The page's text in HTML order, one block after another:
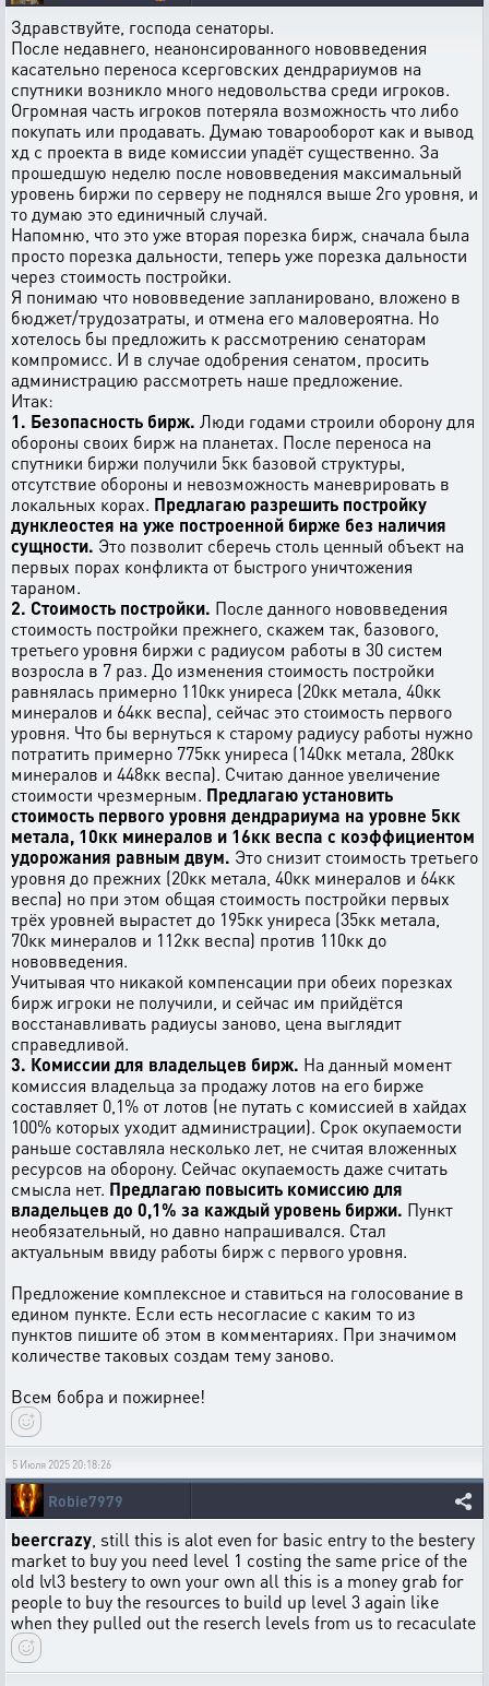
Здравствуйте, господа сенаторы.
После недавнего, неанонсированного нововведения
касательно переноса ксерговских дендрариумов на
спутники возникло много недовольства среди игроков.
Огромная часть игроков потеряла возможность что либо
покупать или продавать. Думаю товарооборот как и вывод
хд с проекта в виде комиссии упадёт существенно. За
прошедшую неделю после нововведения максимальный
уровень биржи по серверу не поднялся выше 2го уровня, и
то думаю это единичный случай.
Напомню, что это уже вторая порезка бирж, сначала была
просто порезка дальности, теперь уже порезка дальности
через стоимость постройки.
Я понимаю что нововведение запланировано, вложено в
бюджет/трудозатраты, и отмена его маловероятна. Но
хотелось бы предложить к рассмотрению сенаторам
компромисс. И в случае одобрения сенатом, просить
администрацию рассмотреть наше предложение.
Итак:
1. Безопасность бирж. Люди годами строили оборону для
обороны своих бирж на планетах. После переноса на
спутники биржи получили 5кк базовой структуры,
отсутствие обороны и невозможность маневрировать в
локальных корах. Предлагаю разрешить постройку
дунклеостея на уже построенной бирже без наличия
сущности. Это позволит сберечь столь ценный объект на
первых порах конфликта от быстрого уничтожения
тараном.
2. Стоимость постройки. После данного нововведения
стоимость постройки прежнего, скажем так, базового,
третьего уровня биржи с радиусом работы в 30 систем
возросла в 7 раз. До изменения стоимость постройки
равнялась примерно 110кк униреса (20кк метала, 40кк
минералов и 64кк веспа), сейчас это стоимость первого
уровня. Что бы вернуться к старому радиусу работы нужно
потратить примерно 775кк униреса (140кк метала, 280кк
минералов и 448кк веспа). Считаю данное увеличение
стоимости чрезмерным. Предлагаю установить
стоимость первого уровня дендрариума на уровне 5кк
метала, 10кк минералов и 16кк веспа с коэффициентом
удорожания равным двум. Это снизит стоимость третьего
уровня до прежних (20кк метала, 40кк минералов и 64кк
веспа) но при этом общая стоимость постройки первых
трёх уровней вырастет до 195кк униреса (35кк метала,
70кк минералов и 112кк веспа) против 110кк до
нововведения.
Учитывая что никакой компенсации при обеих порезках
бирж игроки не получили, и сейчас им прийдётся
восстанавливать радиусы заново, цена выглядит
справедливой.
3. Комиссии для владельцев бирж. На данный момент
комиссия владельца за продажу лотов на его бирже
составляет 0,1% от лотов (не путать с комиссией в хайдах
100% которых уходит администрации). Срок окупаемости
раньше составляла несколько лет, не считая вложенных
ресурсов на оборону. Сейчас окупаемость даже считать
смысла нет. Предлагаю повысить комиссию для
владельцев до 0,1% за каждый уровень биржи. Пункт
необязательный, но давно напрашивался. Стал
актуальным ввиду работы бирж с первого уровня.
Предложение комплексное и ставиться на голосование в
едином пункте. Если есть несогласие с каким то из
пунктов пишите об этом в комментариях. При значимом
количестве таковых создам тему заново.
Всем бобра и пожирнее!
5 Июля 2025 20:18:26
Robie7979
beercrazy , still this is alot even for basic entry to the bestery
market to buy you need level 1 costing the same price of the
old lvl3 bestery to own your own all this is a money grab for
people to buy the resources to build up level 3 again like
when they pulled out the reserch levels from us to recaculate